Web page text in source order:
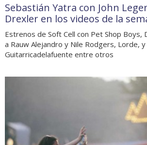
Sebastián Yatra con John
Drexler en los videos de la
Estrenos de Soft Cell con Pet Shop Boys,
a Rauw Alejandro y Nile Rodgers, Lorde, y
Guitarricadelafuente entre otros